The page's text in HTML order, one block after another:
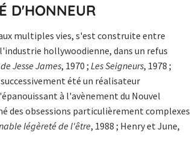
D'HONNEUR
multiples vies, s'est construite entre
hollywoodienne, dans un refus
Jesse James, 1970 ; Les Seigneurs, 1978 ;
successivement été un réalisateur
à l'avènement du Nouvel
des obsessions particulièrement complexes
légèreté de l'être, 1988 ; Henry et June,